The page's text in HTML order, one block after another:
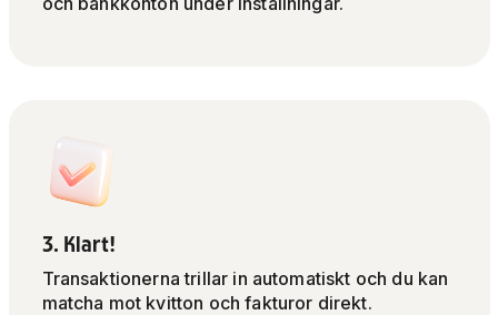
3. Klart!
Transaktionerna trillar in automatiskt och du kan
matcha mot kvitton och fakturor direkt.